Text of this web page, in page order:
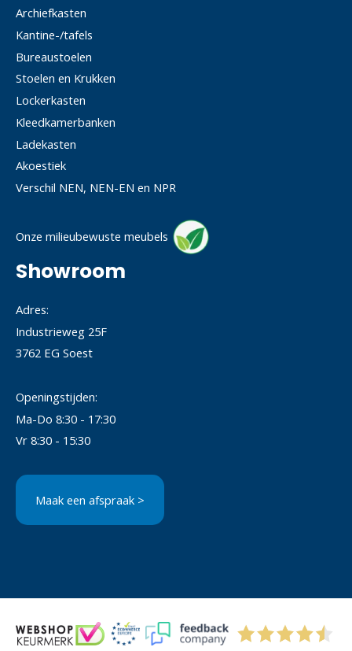
Archiefkasten
Kantine-/tafels
Bureaustoelen
Stoelen en Krukken
Lockerkasten
Kleedkamerbanken
Ladekasten
Akoestiek
Verschil NEN, NEN-EN en NPR
Onze milieubewuste meubels
Showroom
Adres:
Industrieweg 25F
3762 EG Soest
Openingstijden:
Ma-Do 8:30 - 17:30
Vr 8:30 - 15:30
Maak een afspraak >